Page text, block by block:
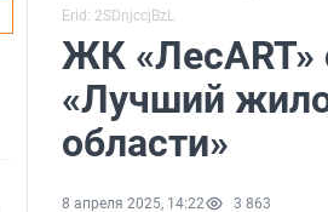
Erid: 2SDnjccjBzL
ЖК «ЛесART»
«Лучший
области»
8 апреля 2025, 14:22 3 863